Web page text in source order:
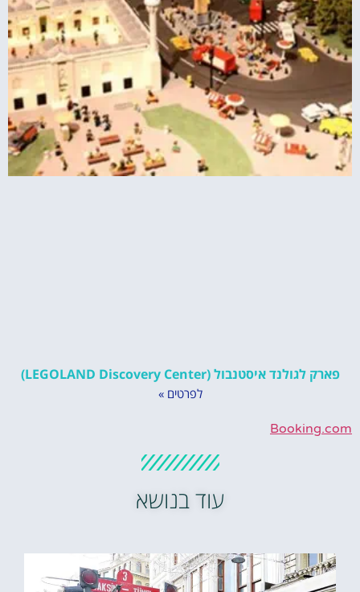
פארק לגולנד איסטנבול (LEGOLAND Discovery Center)
לפרטים »
Booking.com
עוד בנושא